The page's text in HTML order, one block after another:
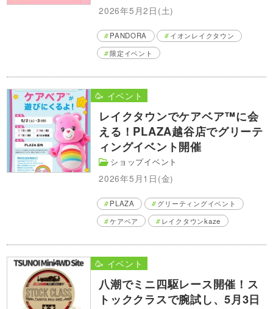
2026年5月2日(土)
PANDORA
イオンレイクタウン
限定イベント
レイクタウンでケアベア™に会
える！PLAZA越谷店でグリーテ
ィングイベント開催
ショップイベント
2026年5月1日(金)
🥳 イベント
PLAZA
グリーティングイベント
ケアベア
レイクタウンkaze
八潮でミニ四駆レース開催！ス
トッククラスで腕試し、5月3日
🥳 イベント